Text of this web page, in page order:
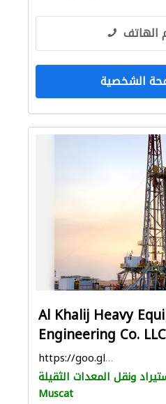
الهاتف
الشخصية
Al Khalij Heavy
Engineering Co. LLC
https://goo.gl/maps/Cr13a5zrGsGQoQzt7
ونقل المعدات الثقيلة
Muscat